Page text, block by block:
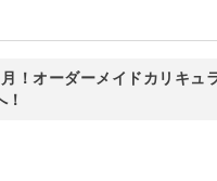
！オーダーメイドカリキュ
！